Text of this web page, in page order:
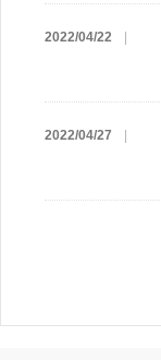
2022/04/22
2022/04/27